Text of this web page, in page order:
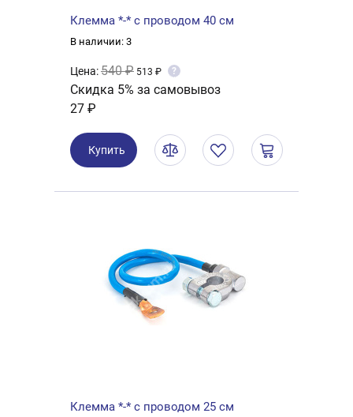
Клемма *-* с проводом 40 см
В наличии: 3
Цена:540 ₽ 513 ₽ ?
Скидка 5% за самовывоз
27 ₽
Купить
Клемма *-* с проводом 25 см